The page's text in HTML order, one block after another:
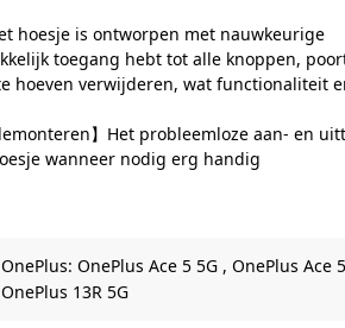
hoesje is ontworpen met nauwkeurige
toegang hebt tot alle knoppen,
hoeven verwijderen, wat functionaliteit
】Het probleemloze aan- en
wanneer nodig erg handig
OnePlus: OnePlus Ace 5 5G , OnePlus Ace
OnePlus 13R 5G